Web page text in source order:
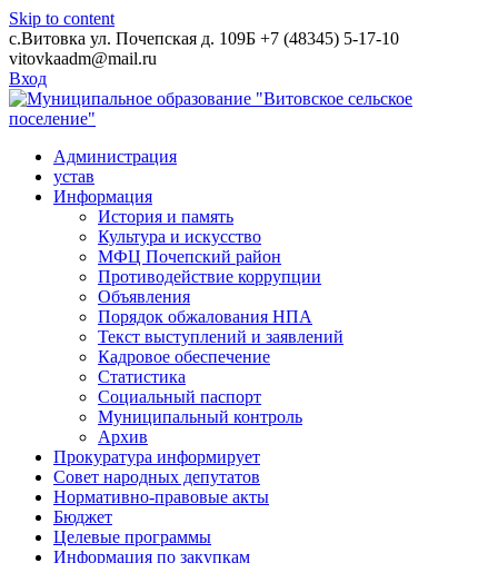
Skip to content
с.Витовка ул. Почепская д. 109Б +7 (48345) 5-17-10
vitovkaadm@mail.ru
Вход
Администрация
устав
Информация
История и память
Культура и искусство
МФЦ Почепский район
Противодействие коррупции
Объявления
Порядок обжалования НПА
Текст выступлений и заявлений
Кадровое обеспечение
Статистика
Социальный паспорт
Муниципальный контроль
Архив
Прокуратура информирует
Совет народных депутатов
Нормативно-правовые акты
Бюджет
Целевые программы
Информация по закупкам